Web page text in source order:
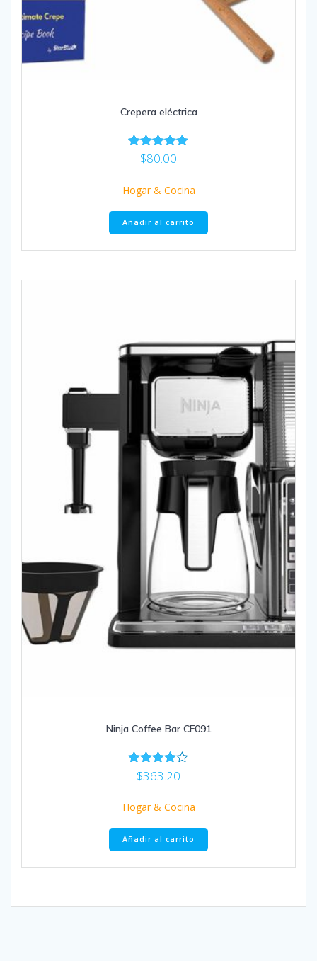
Crepera eléctrica
Valorado
de 5
$80.00
Hogar & Cocina
Añadir al carrito
Ninja Coffee Bar CF091
Valorado
de 5
$363.20
Hogar & Cocina
Añadir al carrito